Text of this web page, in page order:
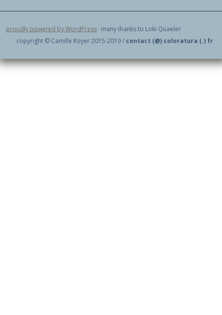
proudly powered by WordPress · many thanks to Loki Quaeler
copyright © Camille Royer 2015-2019 / contact (@) coloratura (.) fr